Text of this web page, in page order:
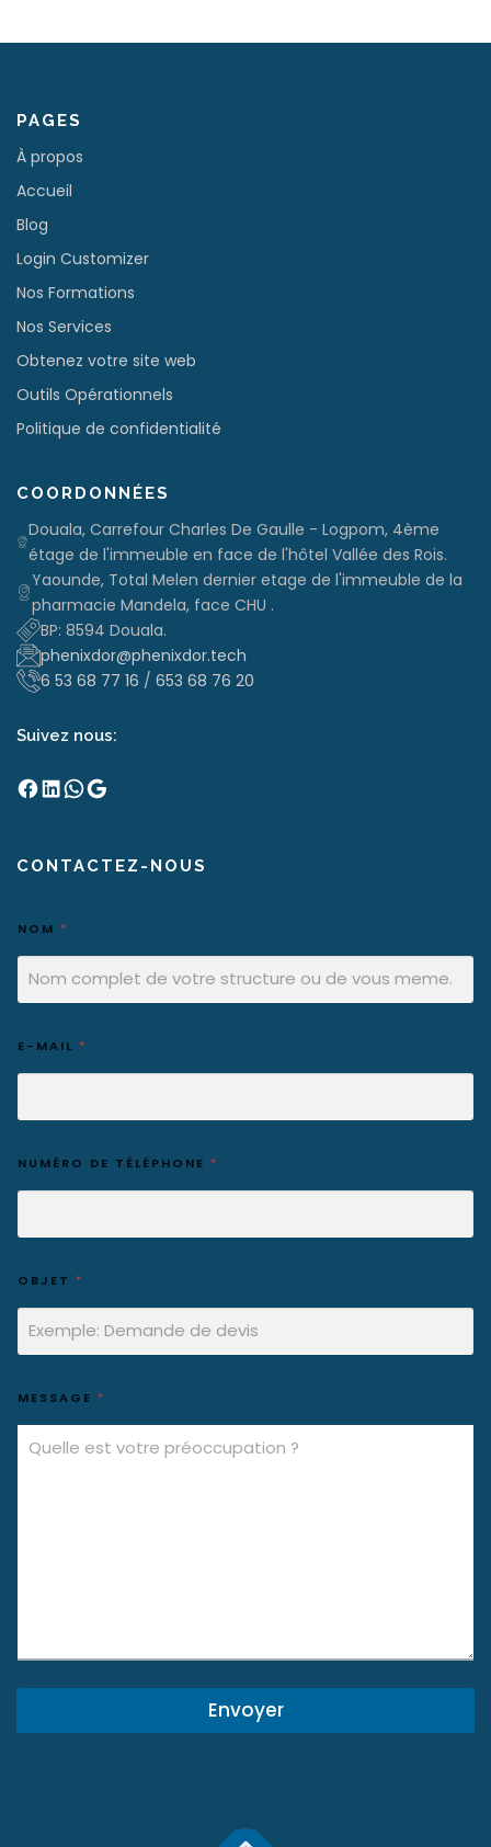
o
n
e
s
a
r
t
i
l
e
PAGES
À propos
Accueil
Blog
Login Customizer
Nos Formations
Nos Services
Obtenez votre site web
Outils Opérationnels
Politique de confidentialité
COORDONNÉES
Douala, Carrefour Charles De Gaulle - Logpom, 4ème
étage de l'immeuble en face de l'hôtel Vallée des Rois.
Yaounde, Total Melen dernier etage de l'immeuble de la
pharmacie Mandela, face CHU .
BP: 8594 Douala.
phenixdor@phenixdor.tech
6 53 68 77 16 / 653 68 76 20
Suivez nous:
Facebook LinkedIn WhatsApp Google
CONTACTEZ-NOUS
NOM *
E-MAIL *
NUMÉRO DE TÉLÉPHONE *
OBJET *
MESSAGE *
Envoyer